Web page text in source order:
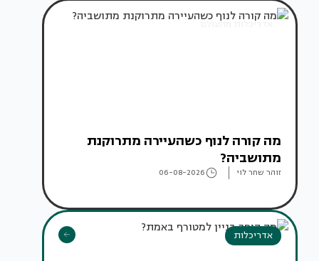
אדריכלות מהעולם
מה קורה לנוף כשהעיירה מתרוקנת
מתושביה?
זוהר שחר לוי 06-08-2026
אדריכלות